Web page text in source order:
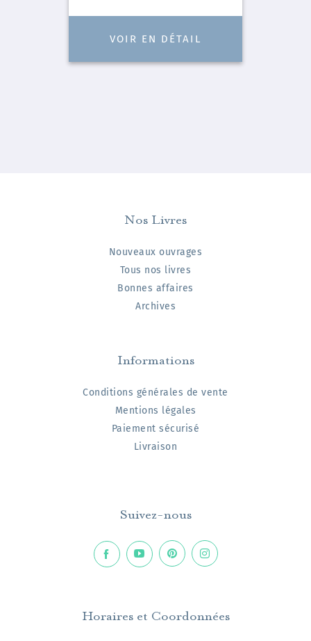
VOIR EN DÉTAIL
Nos Livres
Nouveaux ouvrages
Tous nos livres
Bonnes affaires
Archives
Informations
Conditions générales de vente
Mentions légales
Paiement sécurisé
Livraison
Suivez-nous
Horaires et Coordonnées